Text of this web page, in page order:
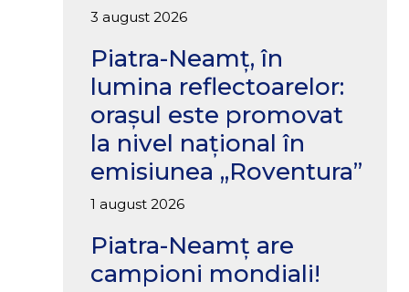
3 august 2026
Piatra-Neamț, în
lumina reflectoarelor:
orașul este promovat
la nivel național în
emisiunea „Roventura”
1 august 2026
Piatra-Neamț are
campioni mondiali!